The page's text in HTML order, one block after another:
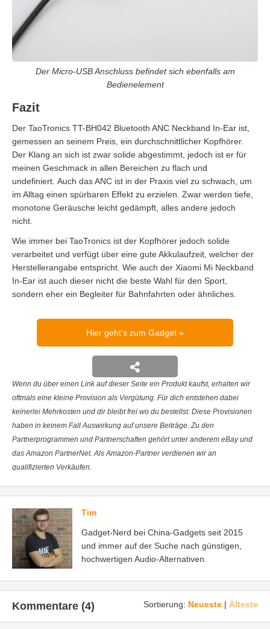
Der Micro-USB Anschluss befindet sich ebenfalls am
Bedienelement
Fazit
Der TaoTronics TT-BH042 Bluetooth ANC Neckband In-Ear ist,
gemessen an seinem Preis, ein durchschnittlicher Kopfhörer.
Der Klang an sich ist zwar solide abgestimmt, jedoch ist er für
meinen Geschmack in allen Bereichen zu flach und
undefiniert. Auch das ANC ist in der Praxis viel zu schwach, um
im Alltag einen spürbaren Effekt zu erzielen. Zwar werden tiefe,
monotone Geräusche leicht gedämpft, alles andere jedoch
nicht.
Wie immer bei TaoTronics ist der Kopfhörer jedoch solide
verarbeitet und verfügt über eine gute Akkulaufzeit, welcher der
Herstellerangabe entspricht. Wie auch der Xiaomi Mi Neckband
In-Ear ist auch dieser nicht die beste Wahl für den Sport,
sondern eher ein Begleiter für Bahnfahrten oder ähnliches.
Hier geht's zum Gadget
Wenn du über einen Link auf dieser Seite ein Produkt kaufst, erhalten wir
oftmals eine kleine Provision als Vergütung. Für dich entstehen dabei
keinerlei Mehrkosten und dir bleibt frei wo du bestellst. Diese Provisionen
haben in keinem Fall Auswirkung auf unsere Beiträge. Zu den
Partnerprogrammen und Partnerschaften gehört unter anderem eBay und
das Amazon PartnerNet. Als Amazon-Partner verdienen wir an
qualifizierten Verkäufen.
Tim
Gadget-Nerd bei China-Gadgets seit 2015
und immer auf der Suche nach günstigen,
hochwertigen Audio-Alternativen.
Sortierung: Neueste | Älteste
Kommentare (4)